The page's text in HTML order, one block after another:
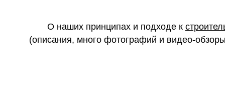
О наших принципах и подходе к
(описания, много фотографий и видео-